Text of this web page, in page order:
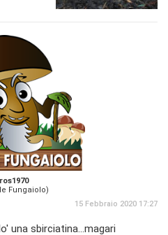
Fungaiolo)
15 Febbraio 2020 17:27
una sbirciatina...magari